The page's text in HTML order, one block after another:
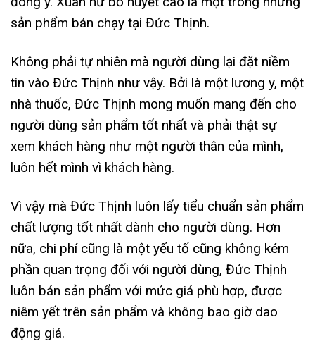
sản phẩm bán chạy tại Đức Thịnh.
Không phải tự nhiên mà người dùng lại đặt niềm
tin vào Đức Thịnh như vậy. Bởi là một lương y, một
nhà thuốc, Đức Thịnh mong muốn mang đến cho
người dùng sản phẩm tốt nhất và phải thật sự
xem khách hàng như một người thân của mình,
luôn hết mình vì khách hàng.
Vì vậy mà Đức Thịnh luôn lấy tiểu chuẩn sản phẩm
chất lượng tốt nhất dành cho người dùng. Hơn
nữa, chi phí cũng là một yếu tố cũng không kém
phần quan trọng đối với người dùng, Đức Thịnh
luôn bán sản phẩm với mức giá phù hợp, được
niêm yết trên sản phẩm và không bao giờ dao
động giá.